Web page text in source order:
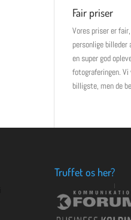
Fair priser
Vores priser er
personlige
en super god
fotograferingen.
billigste, men de
Truffet os her?